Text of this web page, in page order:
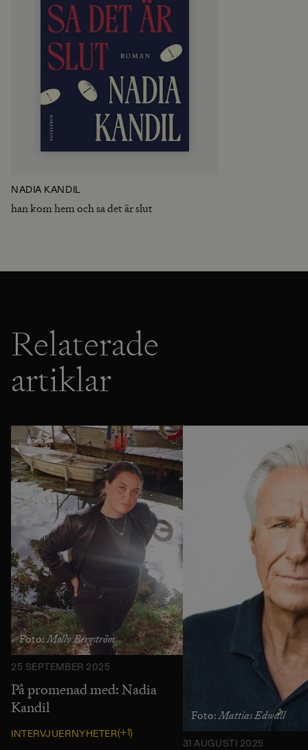
NADIA KANDIL
han kom hem och sa det är slut
Relaterade
artiklar
Foto:Molly Bergström
25 SEPTEMBER 2025
På promenad med: Nadia
Kandil
INTERVJUER NYHETER(+1)
Foto:Mattias Edwall
31 AUGUSTI 2025